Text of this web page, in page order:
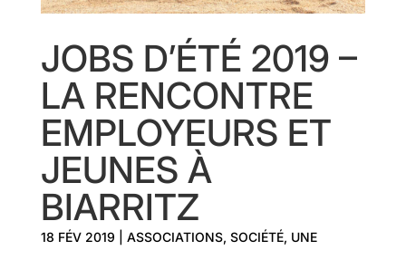
JOBS D’ÉTÉ 2019 –
LA RENCONTRE
EMPLOYEURS ET
JEUNES À
BIARRITZ
18 FÉV 2019 ASSOCIATIONS, SOCIÉTÉ, UNE